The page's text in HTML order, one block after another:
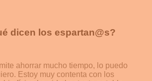
dicen los espartan@s?
ahorrar mucho tiempo, lo puedo
Estoy muy contenta con los